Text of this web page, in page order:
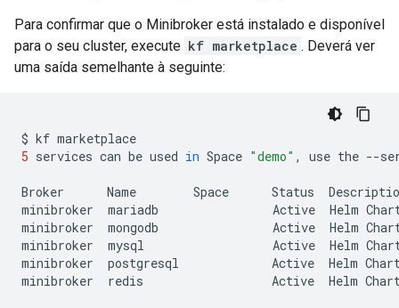
Para confirmar que o Minibroker está instalado e disponível
para o seu cluster, execute kf marketplace . Deverá ver
uma saída semelhante à seguinte:
$ kf
5 services can be used in Space "demo" , use the --
Broker Name Space Status
minibroker
mariadb Active Helm
minibroker
mongodb Active Helm
minibroker
mysql Active Helm
minibroker
postgresql Active Helm
minibroker
redis Active Helm